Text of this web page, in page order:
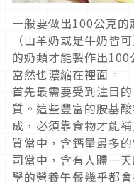
一般要做出100公克
（山羊奶或是牛奶皆
的奶類才能製作出
當然也濃縮在裡面。
首先最需要受到注目
質。這些豐富的胺基
成，必須靠食物才能
質當中，含鈣量最多
司當中，含有人體一
學的營養午餐幾乎都會